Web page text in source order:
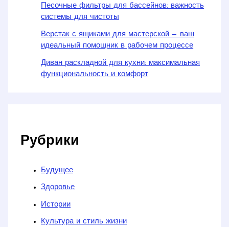
Песочные фильтры для бассейнов: важность
системы для чистоты
Верстак с ящиками для мастерской — ваш
идеальный помощник в рабочем процессе
Диван раскладной для кухни: максимальная
функциональность и комфорт
Рубрики
Будущее
Здоровье
Истории
Культура и стиль жизни